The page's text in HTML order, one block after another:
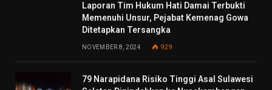
Laporan Tim Hukum Hati Damai Terbukti
Memenuhi Unsur, Pejabat Kemenag Gowa
Ditetapkan Tersangka
NOVEMBER 8, 2024 929
79 Narapidana Risiko Tinggi Asal Sulawesi